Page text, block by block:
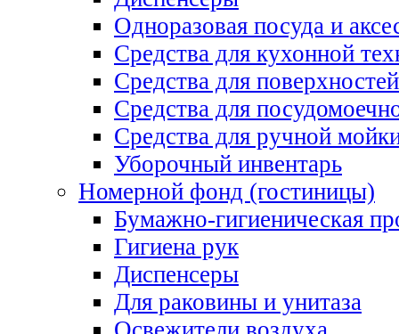
Одноразовая посуда и
Средства для кухонной
Средства для поверхностей
Средства для
Средства для ручной
Уборочный инвентарь
Номерной фонд (гостиницы)
Бумажно-гигиеническая
Гигиена рук
Диспенсеры
Для раковины и унитаза